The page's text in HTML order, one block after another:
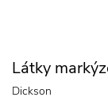
Látky
Dickson